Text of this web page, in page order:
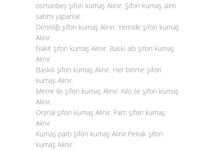
osmanbey şifon kumaş Alınır. Şifon kumaş alım
satımı yapanlar.
Derinliği şifon kumaş Alınır. Yerinde şifon kumaş
Alınır.
Nakit şifon kumaş Alınır. Baskı altı şifon kumaş
Alınır.
Baskılı şifon kumaş Alınır. Her birime şifon
kumaş Alınır.
Metre ile şifon kumaş Alınır. Kilo ile şifon kumaş
Alınır.
Orjinal şifon kumaş Alınır. Parti şifon kumaş
Alınır.
Kumaş parti şifon kumaş Alınır.Penak şifon
kumaş Alınır.